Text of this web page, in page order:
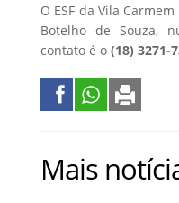
O ESF da Vila
Botelho de Souza,
contato é o (18) 3271-
Mais